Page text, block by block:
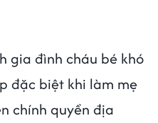
gia đình cháu bé khó
đặc biệt khi làm mẹ
chính quyền địa